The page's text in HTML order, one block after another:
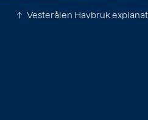
Vesterålen Havbruk